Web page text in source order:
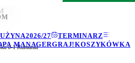
2026/27
TERMINARZ
MANAGERGRAJ!KOSZYKÓWKA
0-1 Rumunia